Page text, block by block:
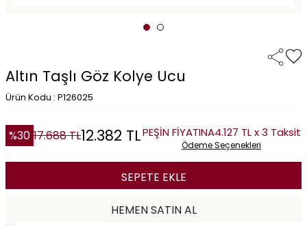
Altın Taşlı Göz Kolye Ucu
Ürün Kodu : P126025
%30 17.688TL12.382 TLPEŞİN FİYATINA4.127 TL x 3 Taksit
Ödeme Seçenekleri
SEPETE EKLE
HEMEN SATIN AL